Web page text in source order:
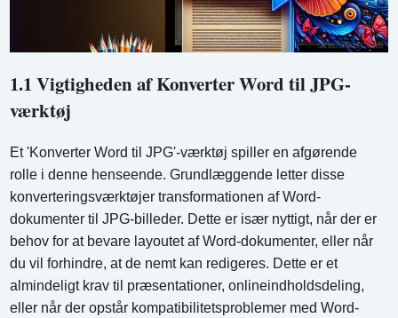
1.1 Vigtigheden af ​​Konverter Word til JPG-
værktøj
Et 'Konverter Word til JPG'-værktøj spiller en afgørende
rolle i denne henseende. Grundlæggende letter disse
konverteringsværktøjer transformationen af ​​Word-
dokumenter til JPG-billeder. Dette er især nyttigt, når der er
behov for at bevare layoutet af Word-dokumenter, eller når
du vil forhindre, at de nemt kan redigeres. Dette er et
almindeligt krav til præsentationer, onlineindholdsdeling,
eller når der opstår kompatibilitetsproblemer med Word-